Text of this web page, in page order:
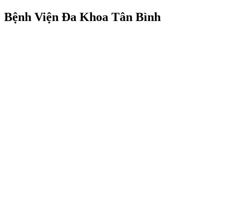
Bệnh Viện Đa Khoa Tân Bình